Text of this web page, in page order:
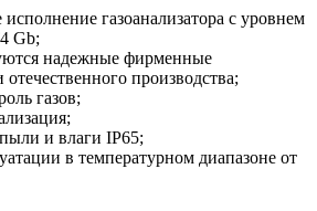
газоанализатора с уровнем
Gb;
надежные фирменные
производства;
газов;
и влаги IP65;
в температурном диапазоне от